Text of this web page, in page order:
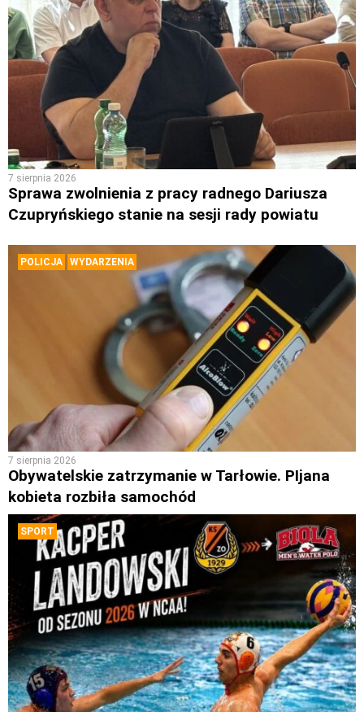
7 sierpnia 2026
Sprawa zwolnienia z pracy radnego Dariusza
Czupryńskiego stanie na sesji rady powiatu
POLICJA WYDARZENIA
7 sierpnia 2026
Obywatelskie zatrzymanie w Tarłowie. PIjana
kobieta rozbiła samochód
SPORT